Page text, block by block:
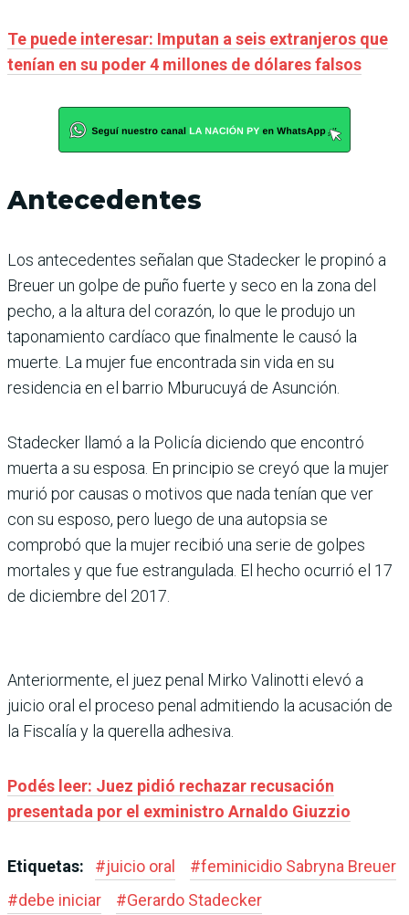
Te puede interesar: Imputan a seis extranjeros que
tenían en su poder 4 millones de dólares falsos
Antecedentes
Los antecedentes señalan que Stadecker le propinó a
Breuer un golpe de puño fuerte y seco en la zona del
pecho, a la altura del corazón, lo que le produjo un
taponamiento cardíaco que finalmente le causó la
muerte. La mujer fue encontrada sin vida en su
residencia en el barrio Mburucuyá de Asunción.
Stadecker llamó a la Policía diciendo que encontró
muerta a su esposa. En principio se creyó que la mujer
murió por causas o motivos que nada tenían que ver
con su esposo, pero luego de una autopsia se
comprobó que la mujer recibió una serie de golpes
mortales y que fue estrangulada. El hecho ocurrió el 17
de diciembre del 2017.
Anteriormente, el juez penal Mirko Valinotti elevó a
juicio oral el proceso penal admitiendo la acusación de
la Fiscalía y la querella adhesiva.
Podés leer: Juez pidió rechazar recusación
presentada por el exministro Arnaldo Giuzzio
Etiquetas: #juicio oral #feminicidio Sabryna Breuer
#debe iniciar #Gerardo Stadecker